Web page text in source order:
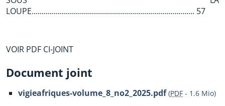
LOUPE................................................................................. 57
VOIR PDF CI-JOINT
Document joint
vigieafriques-volume_8_no2_2025.pdf (PDF - 1.6 Mio)